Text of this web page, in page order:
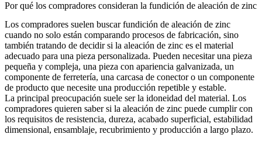
Por qué los compradores consideran la fundición de aleación de zinc
Los compradores suelen buscar fundición de aleación de zinc
cuando no solo están comparando procesos de fabricación, sino
también tratando de decidir si la aleación de zinc es el material
adecuado para una pieza personalizada. Pueden necesitar una pieza
pequeña y compleja, una pieza con apariencia galvanizada, un
componente de ferretería, una carcasa de conector o un componente
de producto que necesite una producción repetible y estable.
La principal preocupación suele ser la idoneidad del material. Los
compradores quieren saber si la aleación de zinc puede cumplir con
los requisitos de resistencia, dureza, acabado superficial, estabilidad
dimensional, ensamblaje, recubrimiento y producción a largo plazo.